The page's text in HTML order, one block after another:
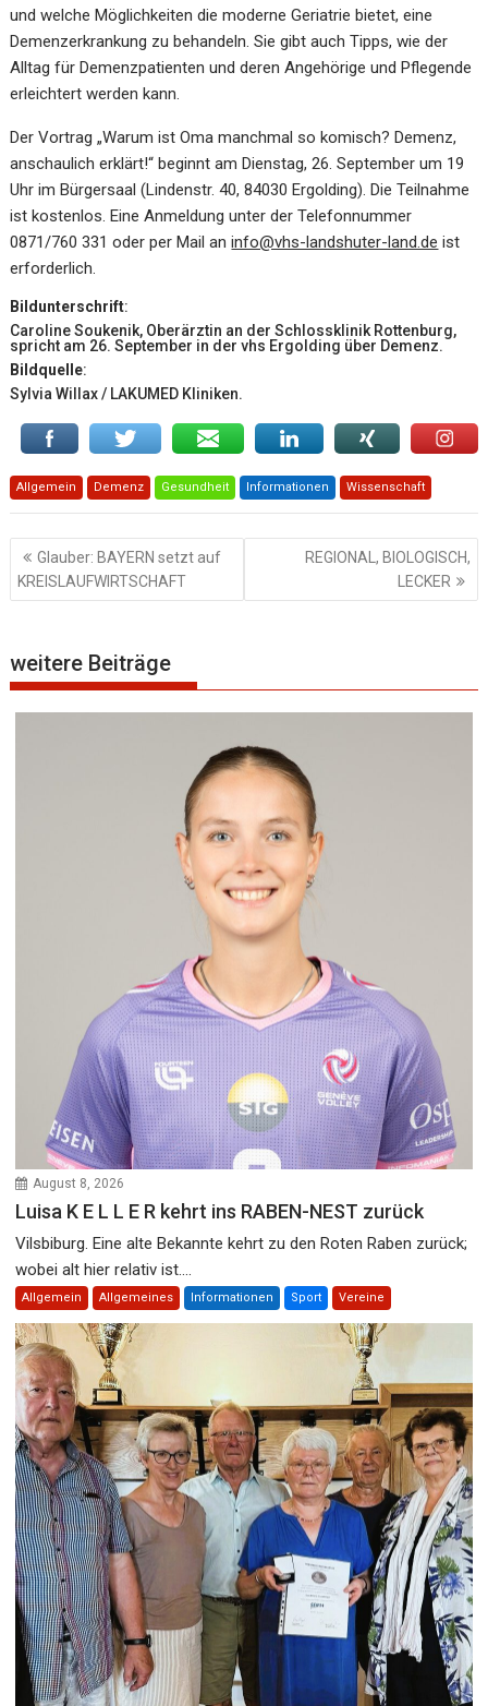
und welche Möglichkeiten die moderne Geriatrie bietet, eine
Demenzerkrankung zu behandeln. Sie gibt auch Tipps, wie der
Alltag für Demenzpatienten und deren Angehörige und Pflegende
erleichtert werden kann.
Der Vortrag „Warum ist Oma manchmal so komisch? Demenz,
anschaulich erklärt!“ beginnt am Dienstag, 26. September um 19
Uhr im Bürgersaal (Lindenstr. 40, 84030 Ergolding). Die Teilnahme
ist kostenlos. Eine Anmeldung unter der Telefonnummer
0871/760 331 oder per Mail aninfo@vhs-landshuter-land.de ist
erforderlich.
Bildunterschrift:
Caroline Soukenik, Oberärztin an der Schlossklinik Rottenburg,
spricht am 26. September in der vhs Ergolding über Demenz.
Bildquelle:
Sylvia Willax / LAKUMED Kliniken.
Allgemein Demenz Gesundheit Informationen Wissenschaft
Beitragsnavigation
Glauber: BAYERN setzt auf
KREISLAUFWIRTSCHAFT
REGIONAL, BIOLOGISCH,
LECKER
weitere Beiträge
August 8, 2026
Luisa K E L L E R kehrt ins RABEN-NEST zurück
Vilsbiburg. Eine alte Bekannte kehrt zu den Roten Raben zurück;
wobei alt hier relativ ist....
Allgemein Allgemeines Informationen Sport Vereine